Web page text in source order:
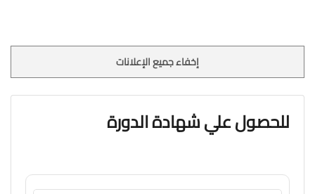
إخفاء جميع الإعلانات
للحصول علي شهادة الدورة